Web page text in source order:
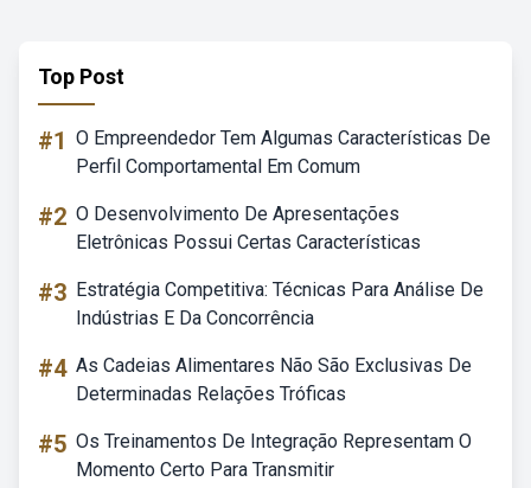
Top Post
#1 O Empreendedor Tem Algumas Características De
Perfil Comportamental Em Comum
#2 O Desenvolvimento De Apresentações
Eletrônicas Possui Certas Características
#3 Estratégia Competitiva: Técnicas Para Análise De
Indústrias E Da Concorrência
#4 As Cadeias Alimentares Não São Exclusivas De
Determinadas Relações Tróficas
#5 Os Treinamentos De Integração Representam O
Momento Certo Para Transmitir